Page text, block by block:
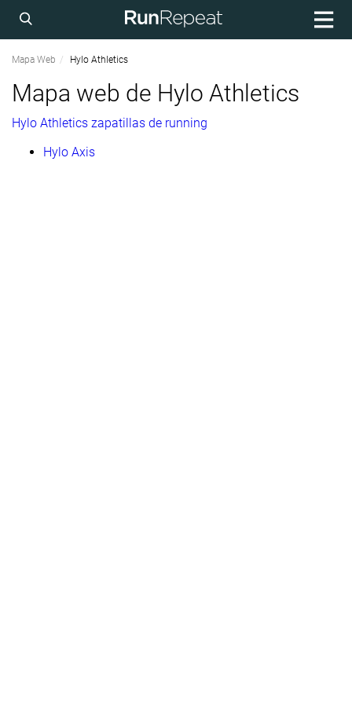
Mapa Web Hylo Athletics
Mapa web de Hylo Athletics
Hylo Athletics zapatillas de running
Hylo Axis